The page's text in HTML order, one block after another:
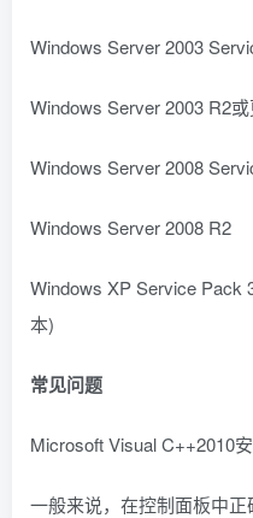
Windows Server 2003
Windows Server 2003 R2
Windows Server 2008
Windows Server 2008 R2
Windows XP Service Pack
本)
常见问题
Microsoft Visual C++2010
一般来说，在控制面板中